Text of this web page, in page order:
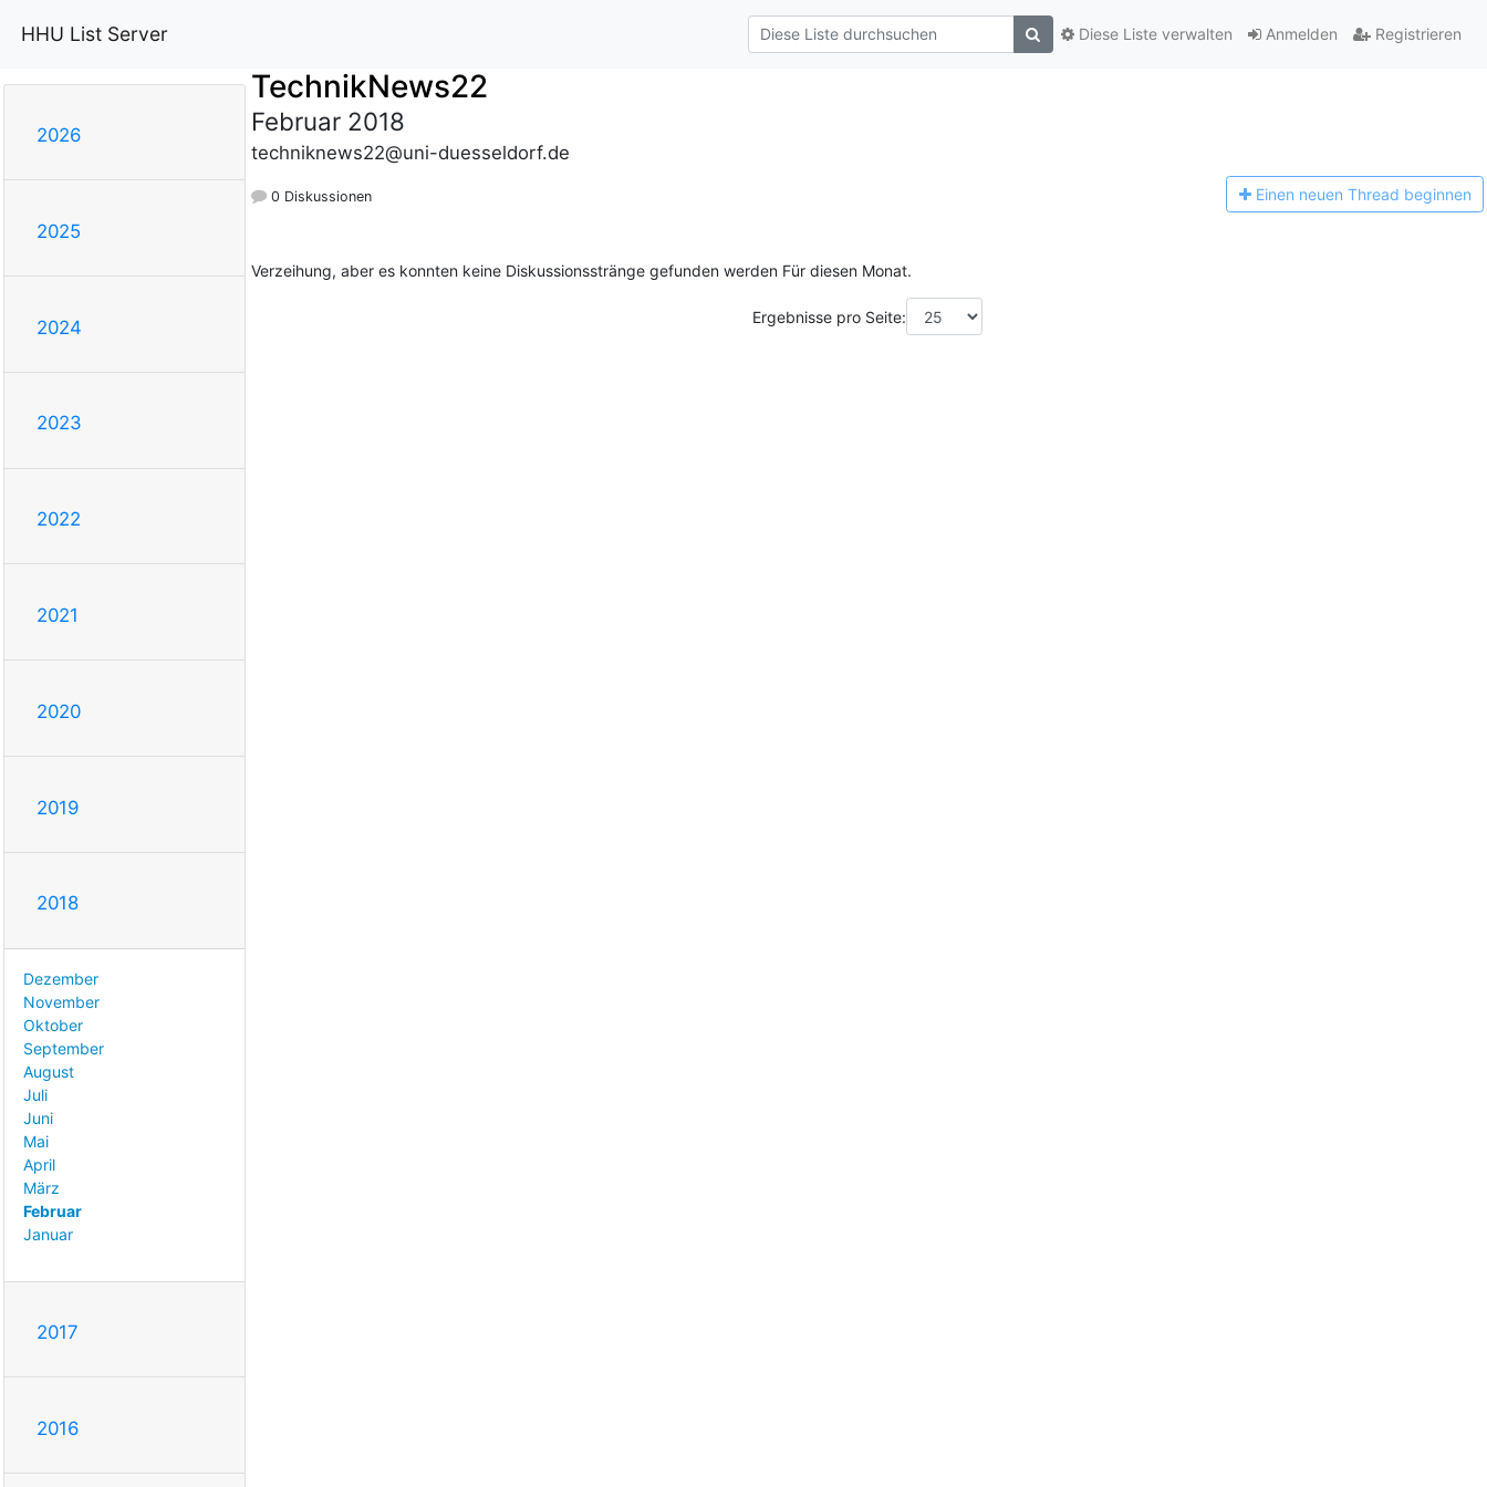
HHU List Server Anmelden Registrieren
Diese Liste verwalten
2026
2025
2024
2023
2022
2021
2020
2019
2018
Dezember
November
Oktober
September
August
Juli
Juni
Mai
April
März
Februar
Januar
2017
2016
TechnikNews22
Februar 2018
techniknews22@uni-duesseldorf.de
0 Diskussionen Einen neuen Thread beginnen
Verzeihung, aber es konnten keine Diskussionsstränge gefunden werden Für diesen Monat.
Ergebnisse pro Seite: